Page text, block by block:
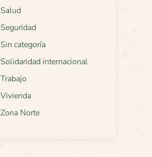
Salud
Seguridad
Sin categoría
Solidaridad internacional
Trabajo
Vivienda
Zona Norte